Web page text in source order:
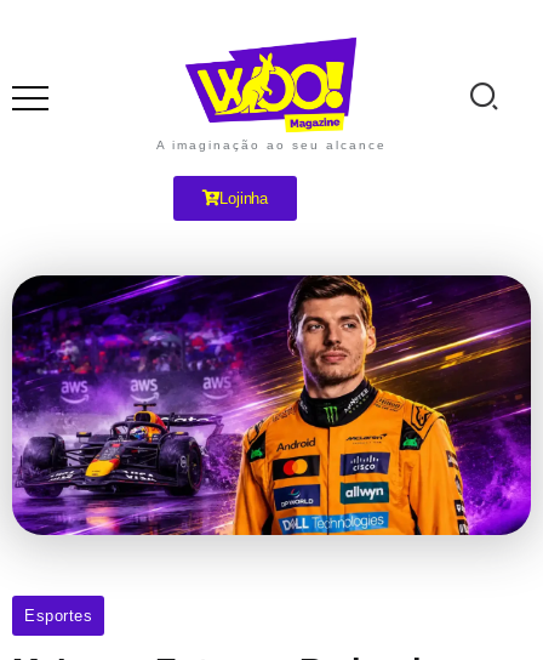
A imaginação ao seu alcance
Lojinha
Esportes